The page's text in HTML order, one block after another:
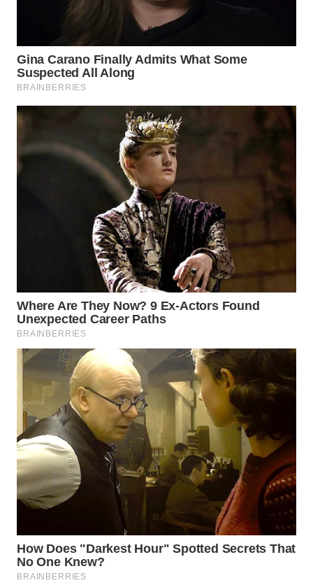
WN
KUNINGAN
MAJALENGKA
PURWAKARTA
WN
PRIANGAN
TIMUR
SEMARANG
WN
SOLO
WN
WN
MADURA